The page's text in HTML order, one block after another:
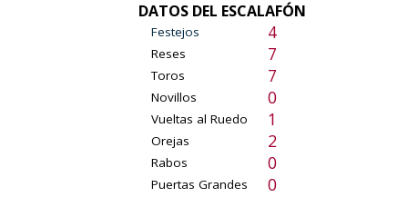
DATOS DEL ESCALAFÓN
Festejos 4
Reses 7
Toros 7
Novillos 0
Vueltas al Ruedo 1
Orejas 2
Rabos 0
Puertas Grandes 0